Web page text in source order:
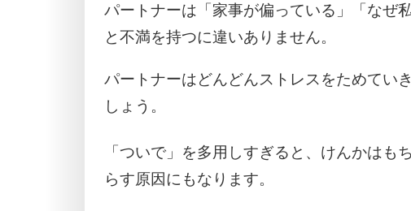
パートナーは「家事が偏っている」「なぜ
と不満を持つに違いありません。
パートナーはどんどんストレスをためてい
しょう。
「ついで」を多用しすぎると、けんかはも
らす原因にもなります。